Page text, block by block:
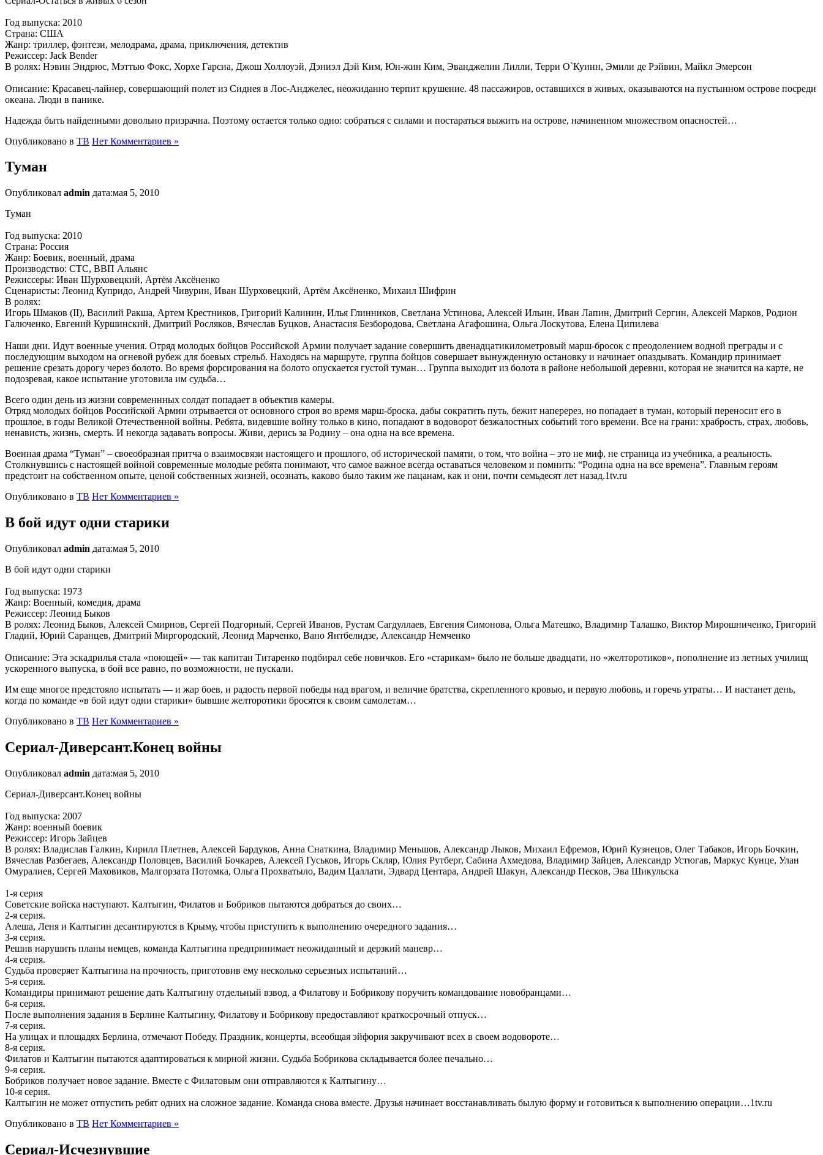
Год выпуска: 2010
Страна: США
Жанр: триллер, фэнтези, мелодрама, драма, приключения, детектив
Режиссер: Jack Bender
В ролях: Нэвин Эндрюс, Мэттью Фокс, Хорхе Гарсиа, Джош Холлоуэй, Дэниэл Дэй Ким, Юн-жин Ким, Эванджелин Лилли, Терри О`Куинн, Эмили де Рэйвин, Майкл Эмерсон
Описание: Красавец-лайнер, совершающий полет из Сиднея в Лос-Анджелес, неожиданно терпит крушение. 48 пассажиров, оставшихся в живых, оказываются на пустынном острове посреди
океана. Люди в панике.
Надежда быть найденными довольно призрачна. Поэтому остается только одно: собраться с силами и постараться выжить на острове, начиненном множеством опасностей…
Опубликовано в ТВ Нет Комментариев »
Туман
Опубликовал admin дата:мая 5, 2010
Туман
Год выпуска: 2010
Страна: Россия
Жанр: Боевик, военный, драма
Производство: СТС, ВВП Альянс
Режиссеры: Иван Шурховецкий, Артём Аксёненко
Сценаристы: Леонид Купридо, Андрей Чивурин, Иван Шурховецкий, Артём Аксёненко, Михаил Шифрин
В ролях:
Игорь Шмаков (II), Василий Ракша, Артем Крестников, Григорий Калинин, Илья Глинников, Светлана Устинова, Алексей Ильин, Иван Лапин, Дмитрий Сергин, Алексей Марков, Родион
Галюченко, Евгений Куршинский, Дмитрий Росляков, Вячеслав Буцков, Анастасия Безбородова, Светлана Агафошина, Ольга Лоскутова, Елена Ципилева
Наши дни. Идут военные учения. Отряд молодых бойцов Российской Армии получает задание совершить двенадцатикилометровый марш-бросок с преодолением водной преграды и с
последующим выходом на огневой рубеж для боевых стрельб. Находясь на маршруте, группа бойцов совершает вынужденную остановку и начинает опаздывать. Командир принимает
решение срезать дорогу через болото. Во время форсирования на болото опускается густой туман… Группа выходит из болота в районе небольшой деревни, которая не значится на карте, не
подозревая, какое испытание уготовила им судьба…
Всего один день из жизни современнных солдат попадает в объектив камеры.
Отряд молодых бойцов Российской Армии отрывается от основного строя во время марш-броска, дабы сократить путь, бежит наперерез, но попадает в туман, который переносит его в
прошлое, в годы Великой Отечественной войны. Ребята, видевшие войну только в кино, попадают в водоворот безжалостных событий того времени. Все на грани: храбрость, страх, любовь,
ненависть, жизнь, смерть. И некогда задавать вопросы. Живи, дерись за Родину – она одна на все времена.
Военная драма “Туман” – своеобразная притча о взаимосвязи настоящего и прошлого, об исторической памяти, о том, что война – это не миф, не страница из учебника, а реальность.
Столкнувшись с настоящей войной современные молодые ребята понимают, что самое важное всегда оставаться человеком и помнить: “Родина одна на все времена”. Главным героям
предстоит на собственном опыте, ценой собственных жизней, осознать, каково было таким же пацанам, как и они, почти семьдесят лет назад.1tv.ru
Опубликовано в ТВ Нет Комментариев »
В бой идут одни старики
Опубликовал admin дата:мая 5, 2010
В бой идут одни старики
Год выпуска: 1973
Жанр: Военный, комедия, драма
Режиссер: Леонид Быков
В ролях: Леонид Быков, Алексей Смирнов, Сергей Подгорный, Сергей Иванов, Рустам Сагдуллаев, Евгения Симонова, Ольга Матешко, Владимир Талашко, Виктор Мирошниченко, Григорий
Гладий, Юрий Саранцев, Дмитрий Миргородский, Леонид Марченко, Вано Янтбелидзе, Александр Немченко
Описание: Эта эскадрилья стала «поющей» — так капитан Титаренко подбирал себе новичков. Его «старикам» было не больше двадцати, но «желторотиков», пополнение из летных училищ
ускоренного выпуска, в бой все равно, по возможности, не пускали.
Им еще многое предстояло испытать — и жар боев, и радость первой победы над врагом, и величие братства, скрепленного кровью, и первую любовь, и горечь утраты… И настанет день,
когда по команде «в бой идут одни старики» бывшие желторотики бросятся к своим самолетам…
Опубликовано в ТВ Нет Комментариев »
Сериал-Диверсант.Конец войны
Опубликовал admin дата:мая 5, 2010
Сериал-Диверсант.Конец войны
Год выпуска: 2007
Жанр: военный боевик
Режиссер: Игорь Зайцев
В ролях: Владислав Галкин, Кирилл Плетнев, Алексей Бардуков, Анна Снаткина, Владимир Меньшов, Александр Лыков, Михаил Ефремов, Юрий Кузнецов, Олег Табаков, Игорь Бочкин,
Вячеслав Разбегаев, Александр Половцев, Василий Бочкарев, Алексей Гуськов, Игорь Скляр, Юлия Рутберг, Сабина Ахмедова, Владимир Зайцев, Александр Устюгав, Маркус Кунце, Улан
Омуралиев, Сергей Маховиков, Малгорзата Потомка, Ольга Прохватыло, Вадим Цаллати, Эдвард Центара, Андрей Шакун, Александр Песков, Эва Шикульска
1-я cерия
Советские войска наступают. Калтыгин, Филатов и Бобриков пытаются добраться до своих…
2-я серия.
Алеша, Леня и Калтыгин десантируются в Крыму, чтобы приступить к выполнению очередного задания…
3-я серия.
Решив нарушить планы немцев, команда Калтыгина предпринимает неожиданный и дерзкий маневр…
4-я серия.
Судьба проверяет Калтыгина на прочность, приготовив ему несколько серьезных испытаний…
5-я серия.
Командиры принимают решение дать Калтыгину отдельный взвод, а Филатову и Бобрикову поручить командование новобранцами…
6-я серия.
После выполнения задания в Берлине Калтыгину, Филатову и Бобрикову предоставляют краткосрочный отпуск…
7-я серия.
На улицах и площадях Берлина, отмечают Победу. Праздник, концерты, всеобщая эйфория закручивают всех в своем водовороте…
8-я серия.
Филатов и Калтыгин пытаются адаптироваться к мирной жизни. Судьба Бобрикова складывается более печально…
9-я серия.
Бобриков получает новое задание. Вместе с Филатовым они отправляются к Калтыгину…
10-я серия.
Калтыгин не может отпустить ребят одних на сложное задание. Команда снова вместе. Друзья начинает восстанавливать былую форму и готовиться к выполнению операции…1tv.ru
Опубликовано в ТВ Нет Комментариев »
Сериал-Исчезнувшие